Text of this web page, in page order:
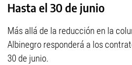
Hasta el 30 de junio
Más allá de la reducción en la
Albinegro responderá a los
30 de junio.